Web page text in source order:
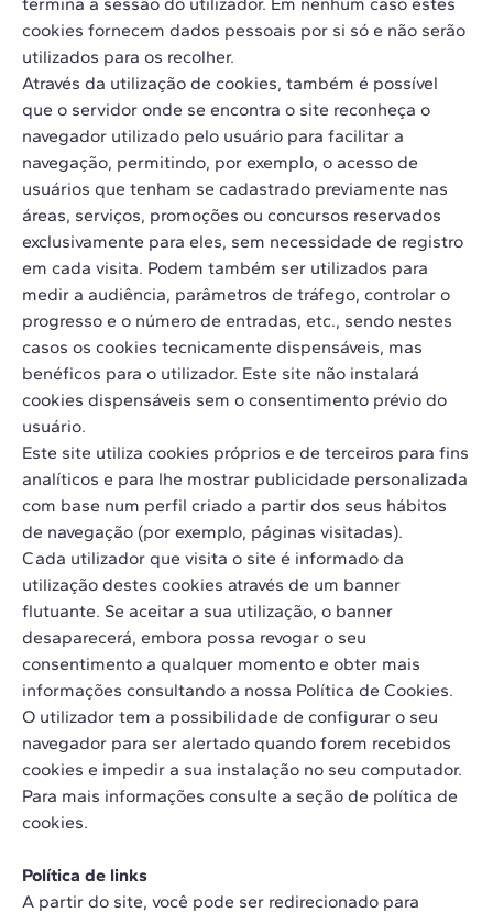
cookies fornecem dados pessoais por si só e não serão
utilizados para os recolher.
Através da utilização de cookies, também é possível
que o servidor onde se encontra o site reconheça o
navegador utilizado pelo usuário para facilitar a
navegação, permitindo, por exemplo, o acesso de
usuários que tenham se cadastrado previamente nas
áreas, serviços, promoções ou concursos reservados
exclusivamente para eles, sem necessidade de registro
em cada visita. Podem também ser utilizados para
medir a audiência, parâmetros de tráfego, controlar o
progresso e o número de entradas, etc., sendo nestes
casos os cookies tecnicamente dispensáveis, mas
benéficos para o utilizador. Este site não instalará
cookies dispensáveis ​​sem o consentimento prévio do
usuário.
Este site utiliza cookies próprios e de terceiros para fins
analíticos e para lhe mostrar publicidade personalizada
com base num perfil criado a partir dos seus hábitos
de navegação (por exemplo, páginas visitadas).
Cada utilizador que visita o site é informado da
utilização destes cookies através de um banner
flutuante. Se aceitar a sua utilização, o banner
desaparecerá, embora possa revogar o seu
consentimento a qualquer momento e obter mais
informações consultando a nossa Política de Cookies.
O utilizador tem a possibilidade de configurar o seu
navegador para ser alertado quando forem recebidos
cookies e impedir a sua instalação no seu computador.
Para mais informações consulte a seção de política de
cookies.
Política de links
A partir do site, você pode ser redirecionado para